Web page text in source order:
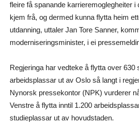
fleire få spanande karrieremoglegheiter i
kjem frå, og dermed kunna flytta heim
utdanning, uttaler Jan Tore Sanner,
moderniseringsminister, i ei
Regjeringa har vedteke å flytta over 630
arbeidsplassar ut av Oslo så langt i
Nynorsk pressekontor (NPK) vurderer
Venstre å flytta inntil 1.200
studieplassar ut av hovudstaden.